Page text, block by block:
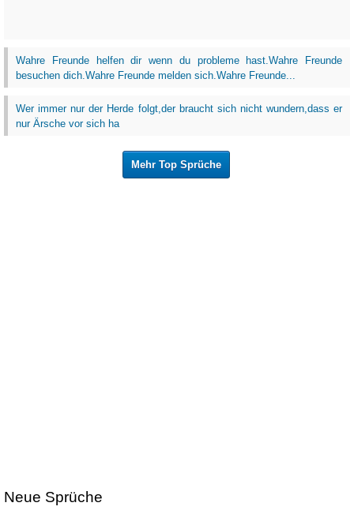
Wahre Freunde helfen dir wenn du probleme hast.Wahre Freunde
besuchen dich.Wahre Freunde melden sich.Wahre Freunde...
Wer immer nur der Herde folgt,der braucht sich nicht wundern,dass er
nur Ärsche vor sich ha
Mehr Top Sprüche
Neue Sprüche